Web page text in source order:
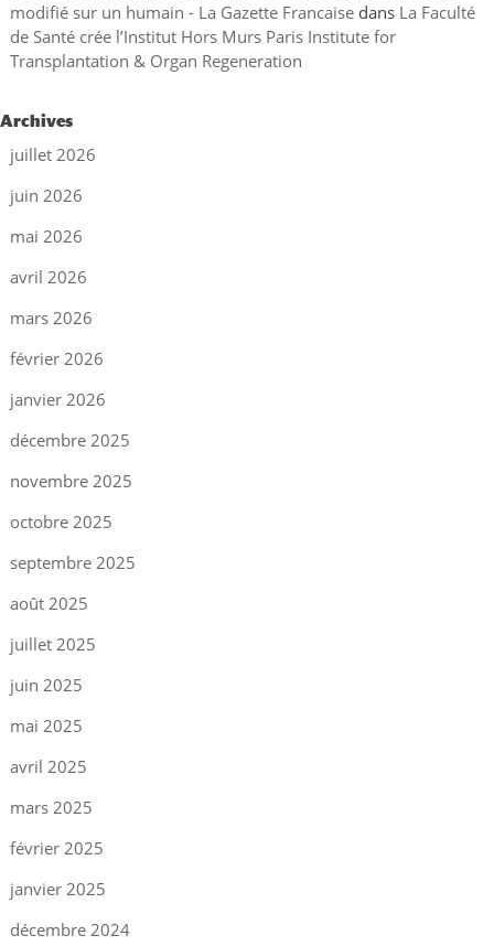
modifié sur un humain - La Gazette Francaisedans La Faculté
de Santé crée l’Institut Hors Murs Paris Institute for
Transplantation & Organ Regeneration
Archives
juillet 2026
juin 2026
mai 2026
avril 2026
mars 2026
février 2026
janvier 2026
décembre 2025
novembre 2025
octobre 2025
septembre 2025
août 2025
juillet 2025
juin 2025
mai 2025
avril 2025
mars 2025
février 2025
janvier 2025
décembre 2024